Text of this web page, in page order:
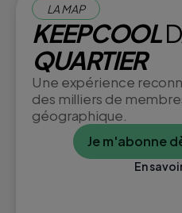
LA MAP
KEEPCOOL
QUARTIER
Une expérience
des milliers de
géographique.
Je m'abonne
En